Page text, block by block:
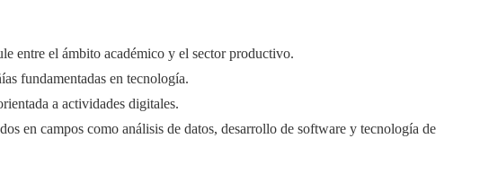
entre el ámbito académico y el sector productivo.
fundamentadas en tecnología.
a actividades digitales.
en campos como análisis de datos, desarrollo de software y tecnología de